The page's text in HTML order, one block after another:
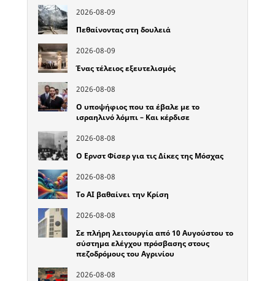
2026-08-09
Πεθαίνοντας στη δουλειά
2026-08-09
Ένας τέλειος εξευτελισμός
2026-08-08
Ο υποψήφιος που τα έβαλε με το
ισραηλινό λόμπι – Και κέρδισε
2026-08-08
Ο Ερνστ Φίσερ για τις Δίκες της Μόσχας
2026-08-08
Το ΑΙ βαθαίνει την Κρίση
2026-08-08
Σε πλήρη λειτουργία από 10 Αυγούστου το
σύστημα ελέγχου πρόσβασης στους
πεζοδρόμους του Αγρινίου
2026-08-08